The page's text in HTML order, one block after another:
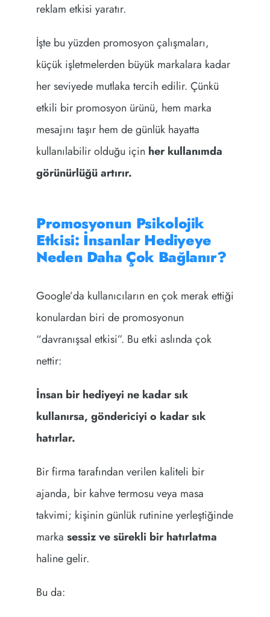
reklam etkisi yaratır.
İşte bu yüzden promosyon çalışmaları,
küçük işletmelerden büyük markalara kadar
her seviyede mutlaka tercih edilir. Çünkü
etkili bir promosyon ürünü, hem marka
mesajını taşır hem de günlük hayatta
kullanılabilir olduğu için her kullanımda
görünürlüğü artırır.
Promosyonun Psikolojik
Etkisi: İnsanlar Hediyeye
Neden Daha Çok Bağlanır?
Google’da kullanıcıların en çok merak ettiği
konulardan biri de promosyonun
“davranışsal etkisi”. Bu etki aslında çok
nettir:
İnsan bir hediyeyi ne kadar sık
kullanırsa, göndericiyi o kadar sık
hatırlar.
Bir firma tarafından verilen kaliteli bir
ajanda, bir kahve termosu veya masa
takvimi; kişinin günlük rutinine yerleştiğinde
marka sessiz ve sürekli bir hatırlatma
haline gelir.
Bu da: